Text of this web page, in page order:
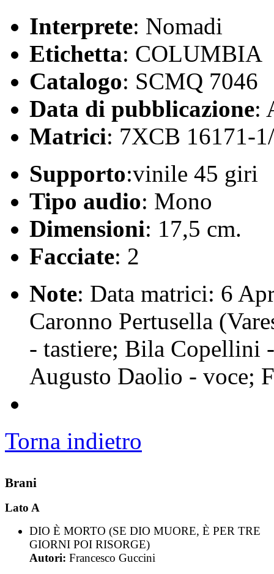
Interprete: Nomadi
Etichetta: COLUMBIA
Catalogo: SCMQ 7046
Data di pubblicazione:
Matrici: 7XCB 16171-
Supporto:vinile 45 giri
Tipo audio: Mono
Dimensioni: 17,5 cm.
Facciate: 2
Note: Data matrici: 6
Caronno Pertusella
- tastiere; Bila Copellini
Augusto Daolio - voce;
Torna indietro
Brani
Lato A
DIO È MORTO (SE DIO MUORE, È PER TRE
GIORNI POI RISORGE)
Autori: Francesco Guccini